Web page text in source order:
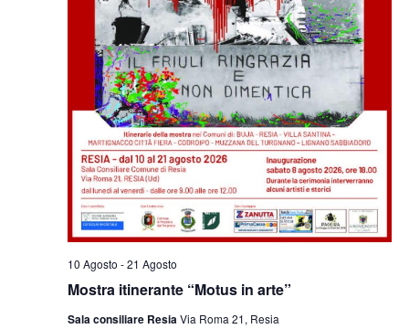
Mostra itinerante “Motus in arte”
10 Agosto -21 Agosto
Sala consiliare ResiaVia Roma 21, Resia